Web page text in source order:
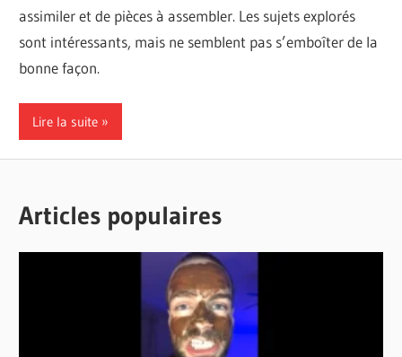
assimiler et de pièces à assembler. Les sujets explorés
sont intéressants, mais ne semblent pas s’emboîter de la
bonne façon.
Lire la suite
Articles populaires